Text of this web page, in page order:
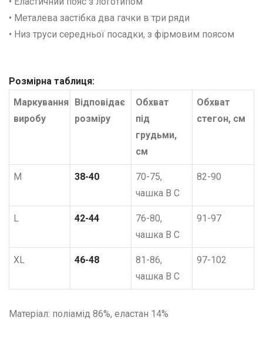
• Металева застібка два гачки в три ряди
• Низ труси середньої посадки, з фірмовим поясом
Розмірна таблиця:
Маркування
виробу
Відповідає
розміру
Обхват
під
грудьми,
см
Обхват
стегон, см
М 38-40
70-75,
чашка В С
82-90
L 42-44
76-80,
чашка В С
91-97
XL 46-48
81-86,
чашка В С
97-102
Матеріал: поліамід 86%, еластан 14%